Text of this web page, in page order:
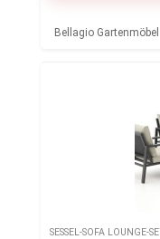
Bellagio Gartenmöbel
SESSEL-SOFA LOUNGE-